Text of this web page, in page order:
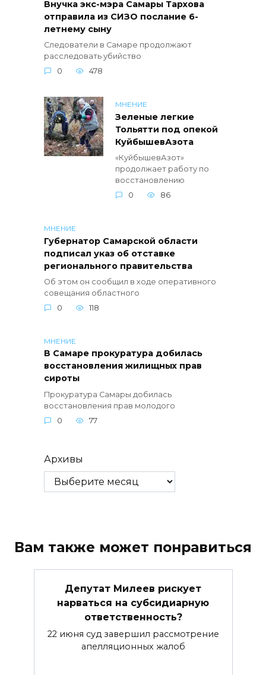
Внучка экс-мэра Самары Тархова
отправила из СИЗО послание 6-
летнему сыну
Следователи в Самаре продолжают
расследовать убийство
0
478
МНЕНИЕ
Зеленые легкие
Тольятти под опекой
КуйбышевАзота
«КуйбышевАзот»
продолжает работу по
восстановлению
0
86
МНЕНИЕ
Губернатор Самарской области
подписал указ об отставке
регионального правительства
Об этом он сообщил в ходе оперативного
совещания областного
0
118
МНЕНИЕ
В Самаре прокуратура добилась
восстановления жилищных прав
сироты
Прокуратура Самары добилась
восстановления прав молодого
0
77
Архивы
Вам также может понравиться
Депутат Милеев рискует
нарваться на субсидиарную
ответственность?
22 июня суд завершил рассмотрение
апелляционных жалоб